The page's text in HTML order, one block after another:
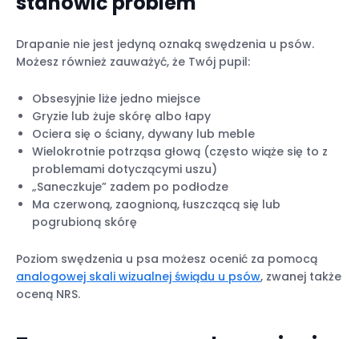
Drapanie nie jest jedyną oznaką swędzenia u psów.
Możesz również zauważyć, że Twój pupil:
Obsesyjnie liże jedno miejsce
Gryzie lub żuje skórę albo łapy
Ociera się o ściany, dywany lub meble
Wielokrotnie potrząsa głową (często wiąże się to z
problemami dotyczącymi uszu)
„Saneczkuje” zadem po podłodze
Ma czerwoną, zaognioną, łuszczącą się lub
pogrubioną skórę
Poziom swędzenia u psa możesz ocenić za pomocą
analogowej skali wizualnej świądu u psów, zwanej także
oceną NRS.